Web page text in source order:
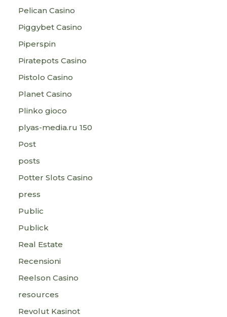
Pelican Casino
Piggybet Casino
Piperspin
Piratepots Casino
Pistolo Casino
Planet Casino
Plinko gioco
plyas-media.ru 150
Post
posts
Potter Slots Casino
press
Public
Publick
Real Estate
Recensioni
Reelson Casino
resources
Revolut Kasinot